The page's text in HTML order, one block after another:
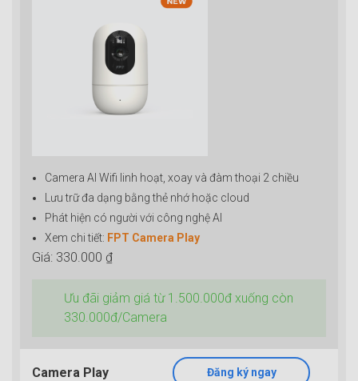
Camera AI Wifi linh hoạt, xoay và đàm thoại 2 chiều
Lưu trữ đa dạng bằng thẻ nhớ hoặc cloud
Phát hiện có người với công nghệ AI
Xem chi tiết: FPT Camera Play
Giá: 330.000 ₫
Ưu đãi giảm giá từ 1.500.000đ xuống còn
330.000đ/Camera
Camera Play Đăng ký ngay